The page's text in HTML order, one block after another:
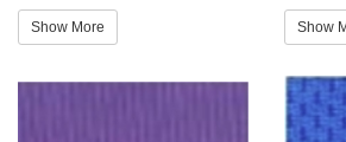
Show More Show